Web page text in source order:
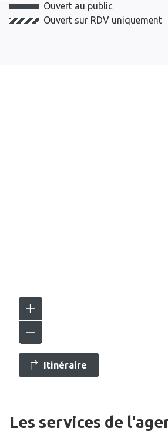
Ouvert au public
Ouvert sur RDV uniquement
Itinéraire
Les services de